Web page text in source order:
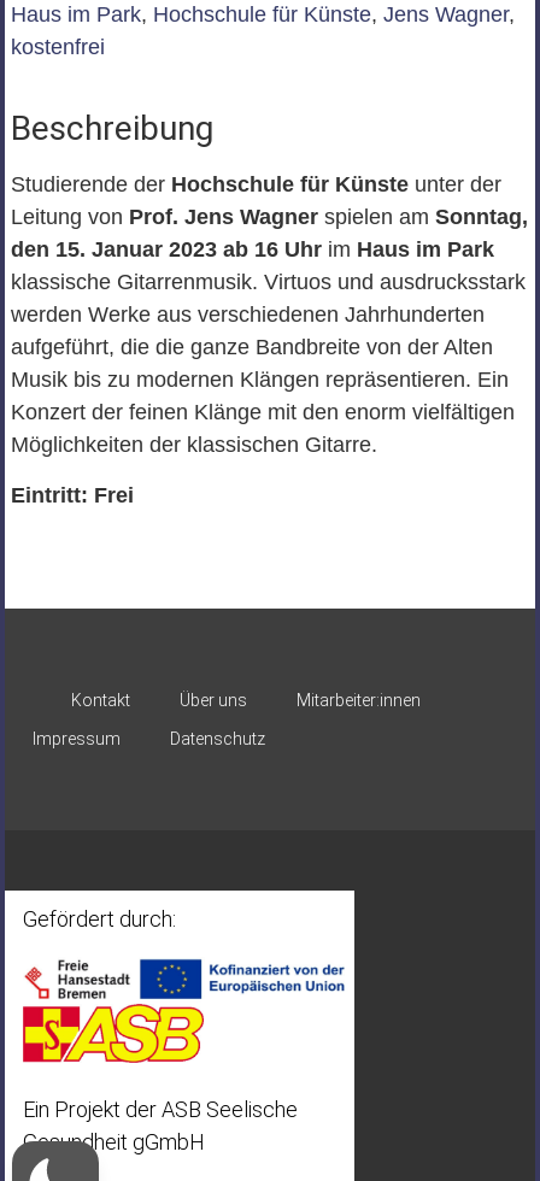
Haus im Park, Hochschule für Künste, Jens Wagner,
kostenfrei
Beschreibung
Studierende der Hochschule für Künsteunter der
Leitung von Prof. Jens Wagnerspielen am Sonntag,
den 15. Januar 2023 ab 16 Uhrim Haus im Park
klassische Gitarrenmusik. Virtuos und ausdrucksstark
werden Werke aus verschiedenen Jahrhunderten
aufgeführt, die die ganze Bandbreite von der Alten
Musik bis zu modernen Klängen repräsentieren. Ein
Konzert der feinen Klänge mit den enorm vielfältigen
Möglichkeiten der klassischen Gitarre.
Eintritt: Frei
Kontakt Über uns
Mitarbeiter:innen
Impressum
Datenschutz
Gefördert durch:
Ein Projekt der ASB Seelische
Gesundheit gGmbH